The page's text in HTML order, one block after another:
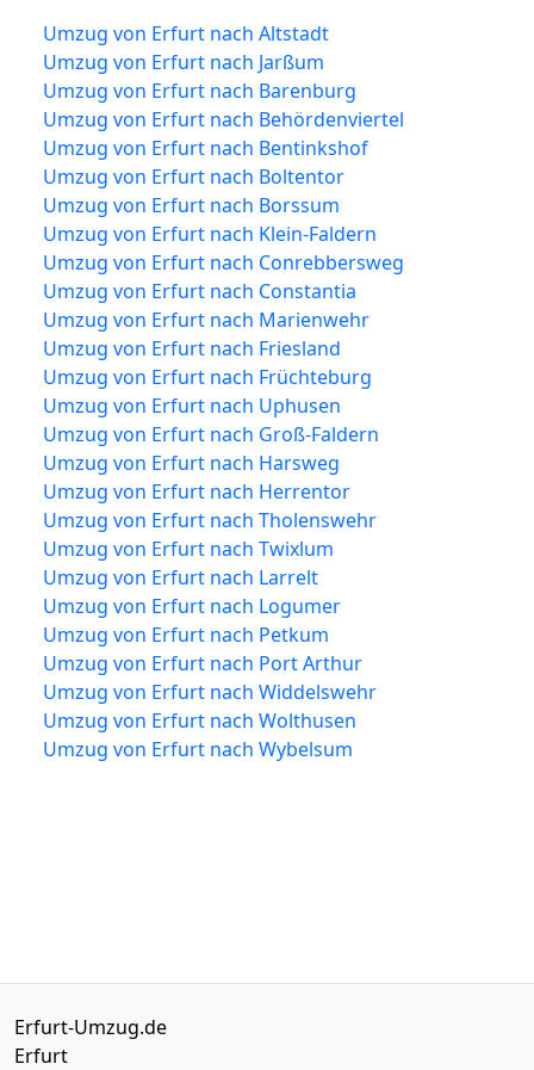
Umzug von Erfurt nach Altstadt
Umzug von Erfurt nach Jarßum
Umzug von Erfurt nach Barenburg
Umzug von Erfurt nach Behördenviertel
Umzug von Erfurt nach Bentinkshof
Umzug von Erfurt nach Boltentor
Umzug von Erfurt nach Borssum
Umzug von Erfurt nach Klein-Faldern
Umzug von Erfurt nach Conrebbersweg
Umzug von Erfurt nach Constantia
Umzug von Erfurt nach Marienwehr
Umzug von Erfurt nach Friesland
Umzug von Erfurt nach Früchteburg
Umzug von Erfurt nach Uphusen
Umzug von Erfurt nach Groß-Faldern
Umzug von Erfurt nach Harsweg
Umzug von Erfurt nach Herrentor
Umzug von Erfurt nach Tholenswehr
Umzug von Erfurt nach Twixlum
Umzug von Erfurt nach Larrelt
Umzug von Erfurt nach Logumer
Umzug von Erfurt nach Petkum
Umzug von Erfurt nach Port Arthur
Umzug von Erfurt nach Widdelswehr
Umzug von Erfurt nach Wolthusen
Umzug von Erfurt nach Wybelsum
Erfurt-Umzug.de
Erfurt